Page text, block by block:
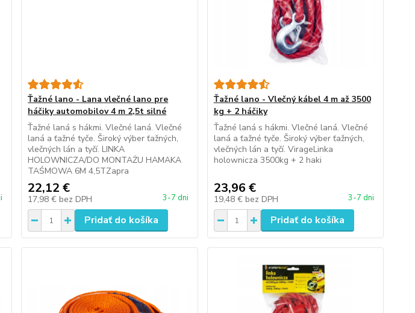
Ťažné lano - Lana vlečné lano pre
háčiky automobilov 4 m 2,5t silné
Ťažné laná s hákmi. Vlečné laná. Vlečné
laná a ťažné tyče. Široký výber ťažných,
vlečných lán a tyčí. LINKA
HOLOWNICZA/DO MONTAŻU HAMAKA
TAŚMOWA 6M 4,5TZapra
22,12 €
17,98 € bez DPH 3-7 dni
Pridať do košíka
Ťažné lano - Vlečný kábel 4 m až 3500
kg + 2 háčiky
Ťažné laná s hákmi. Vlečné laná. Vlečné
laná a ťažné tyče. Široký výber ťažných,
vlečných lán a tyčí. VirageLinka
holownicza 3500kg + 2 haki
23,96 €
19,48 € bez DPH 3-7 dni
Pridať do košíka